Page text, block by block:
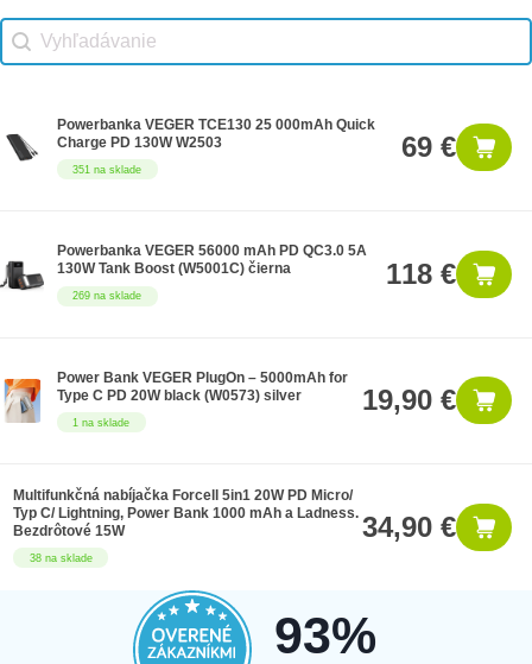
Vhodné príslušenstvo search
Search content
351 na sklade
Powerbanka VEGER TCE130 25 000mAh Quick
Charge PD 130W W2503
69 €
269 na sklade
Powerbanka VEGER 56000 mAh PD QC3.0 5A
130W Tank Boost (W5001C) čierna
118 €
1 na sklade
Power Bank VEGER PlugOn – 5000mAh for
Type C PD 20W black (W0573) silver
19,90 €
38 na sklade
Multifunkčná nabíjačka Forcell 5in1 20W PD Micro/
Typ C/ Lightning, Power Bank 1000 mAh a Ladness.
Bezdrôtové 15W
34,90 €
93%